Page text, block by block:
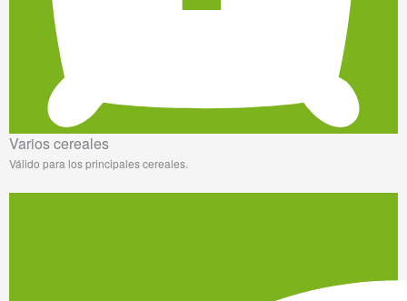
Varios cereales
Válido para los principales cereales.